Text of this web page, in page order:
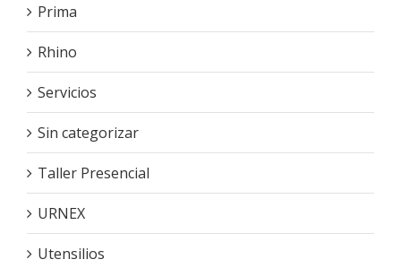
Prima
Rhino
Servicios
Sin categorizar
Taller Presencial
URNEX
Utensilios